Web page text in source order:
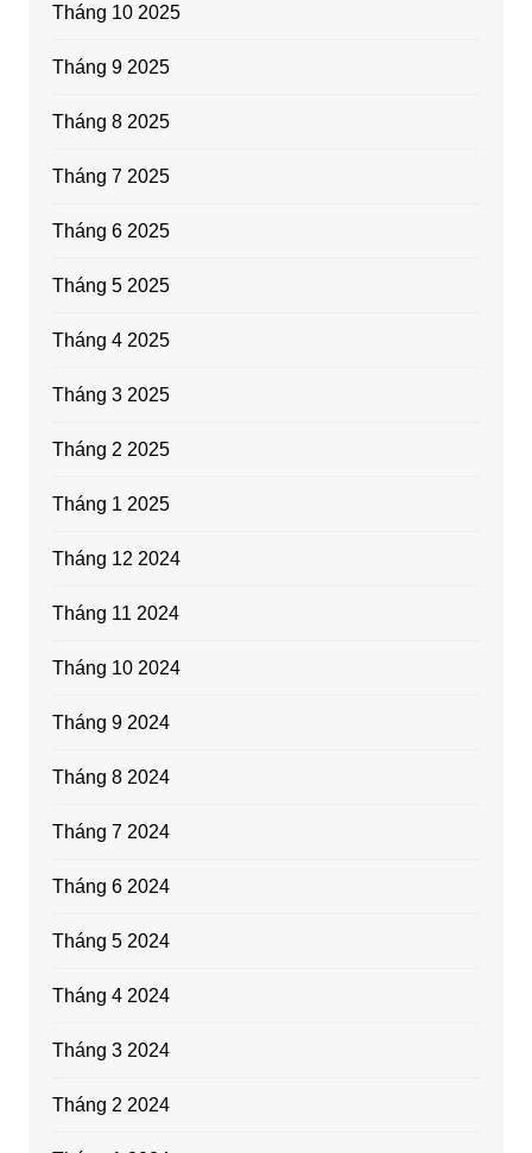
Tháng 10 2025
Tháng 9 2025
Tháng 8 2025
Tháng 7 2025
Tháng 6 2025
Tháng 5 2025
Tháng 4 2025
Tháng 3 2025
Tháng 2 2025
Tháng 1 2025
Tháng 12 2024
Tháng 11 2024
Tháng 10 2024
Tháng 9 2024
Tháng 8 2024
Tháng 7 2024
Tháng 6 2024
Tháng 5 2024
Tháng 4 2024
Tháng 3 2024
Tháng 2 2024